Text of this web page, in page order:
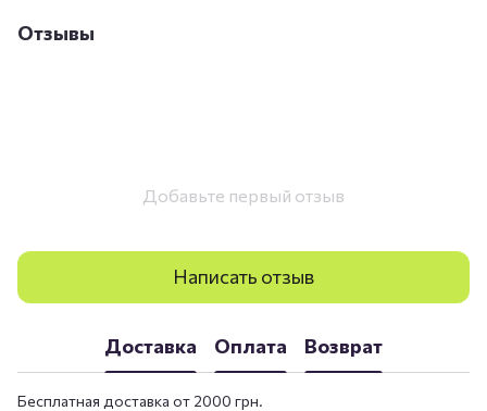
Отзывы
Добавьте первый отзыв
Написать отзыв
Доставка Оплата Возврат
Бесплатная доставка от 2000 грн.